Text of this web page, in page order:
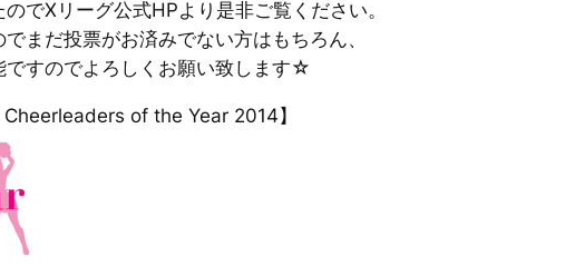
でXリーグ公式HPより是非ご覧ください。
まだ投票がお済みでない方はもちろん、
すのでよろしくお願い致しま す☆
of the Year 2014】